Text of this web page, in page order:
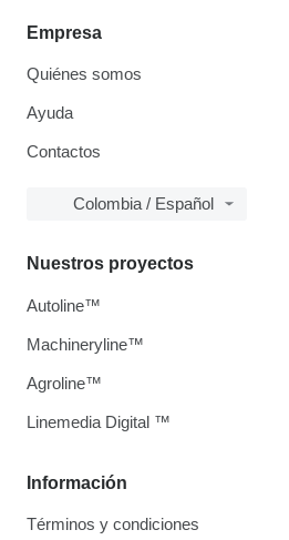
Empresa
Quiénes somos
Ayuda
Contactos
Colombia / Español
Información
Términos y condiciones
Nuestros proyectos
Autoline™
Machineryline™
Agroline™
Linemedia Digital ™